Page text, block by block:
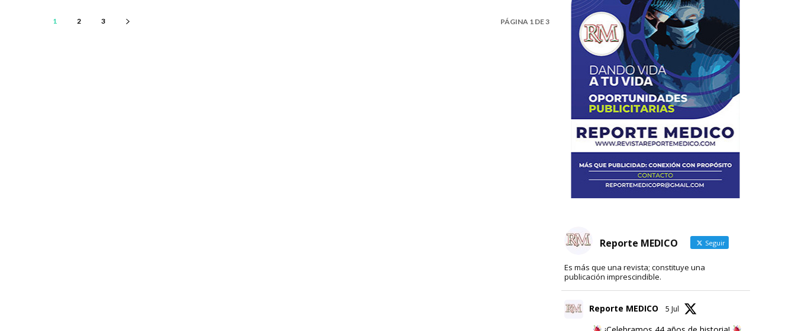
1 2 3 PÁGINA 1 DE 3
Reporte MEDICO Seguir
Es más que una revista; constituye una
publicación imprescindible.
Reporte MEDICO 5 Jul